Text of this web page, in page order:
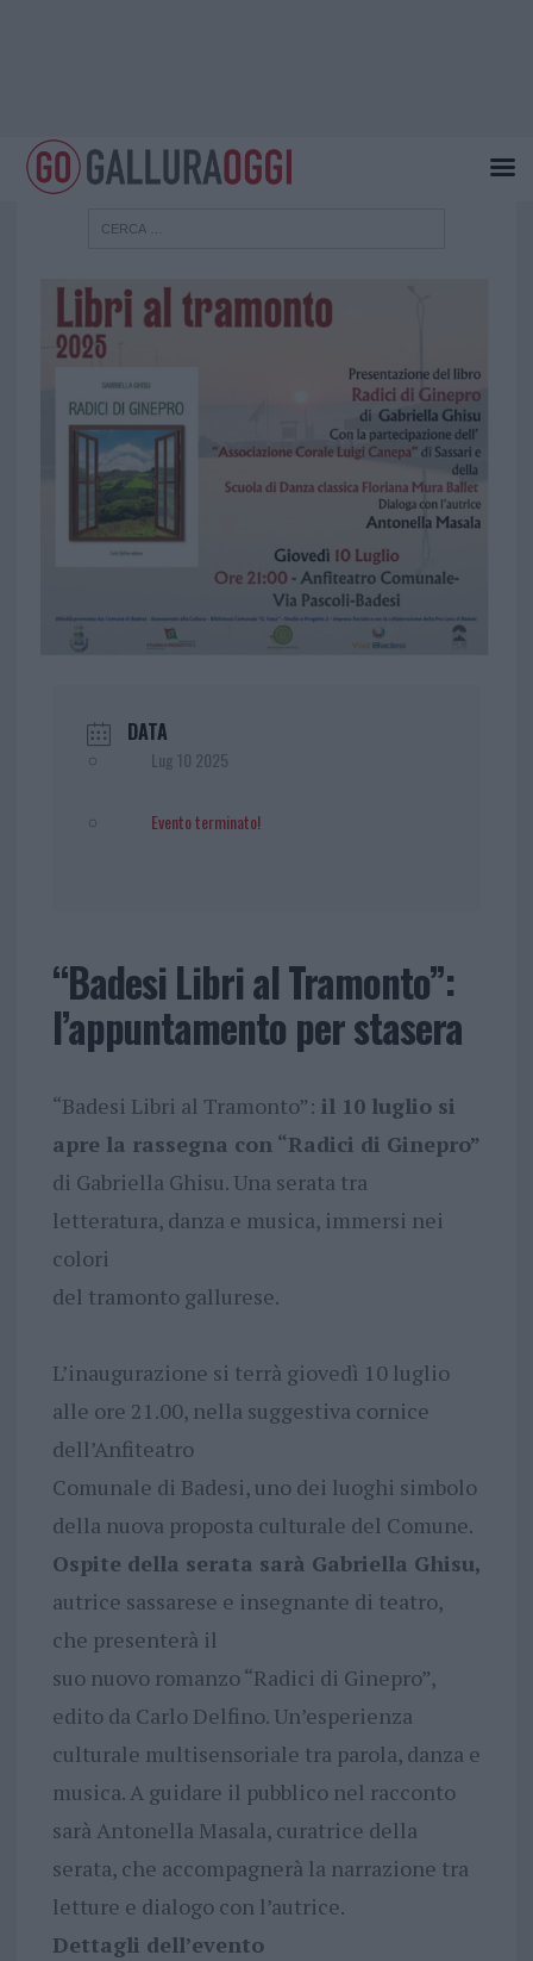
DATA
Lug 10 2025
Evento terminato!
“Badesi Libri al Tramonto”:
l’appuntamento per stasera
“Badesi Libri al Tramonto”: il 10 luglio si
apre la rassegna con “Radici di Ginepro”
di Gabriella Ghisu. Una serata tra
letteratura, danza e musica, immersi nei
colori
del tramonto gallurese.
L’inaugurazione si terrà giovedì 10 luglio
alle ore 21.00, nella suggestiva cornice
dell’Anfiteatro
Comunale di Badesi, uno dei luoghi simbolo
della nuova proposta culturale del Comune.
Ospite della serata sarà Gabriella Ghisu,
autrice sassarese e insegnante di teatro,
che presenterà il
suo nuovo romanzo “Radici di Ginepro”,
edito da Carlo Delfino. Un’esperienza
culturale multisensoriale tra parola, danza e
musica. A guidare il pubblico nel racconto
sarà Antonella Masala, curatrice della
serata, che accompagnerà la narrazione tra
letture e dialogo con l’autrice.
Dettagli dell’evento